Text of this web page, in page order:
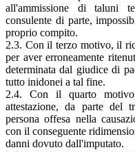
all'ammissione di taluni
consulente di parte,
proprio compito.
2.3. Con il terzo motivo, il
per aver erroneamente
determinata dal giudice di
tutto inidonei a tal fine.
2.4. Con il quarto
attestazione, da parte del
persona offesa nella
con il conseguente
danni dovuto dall'imputato.